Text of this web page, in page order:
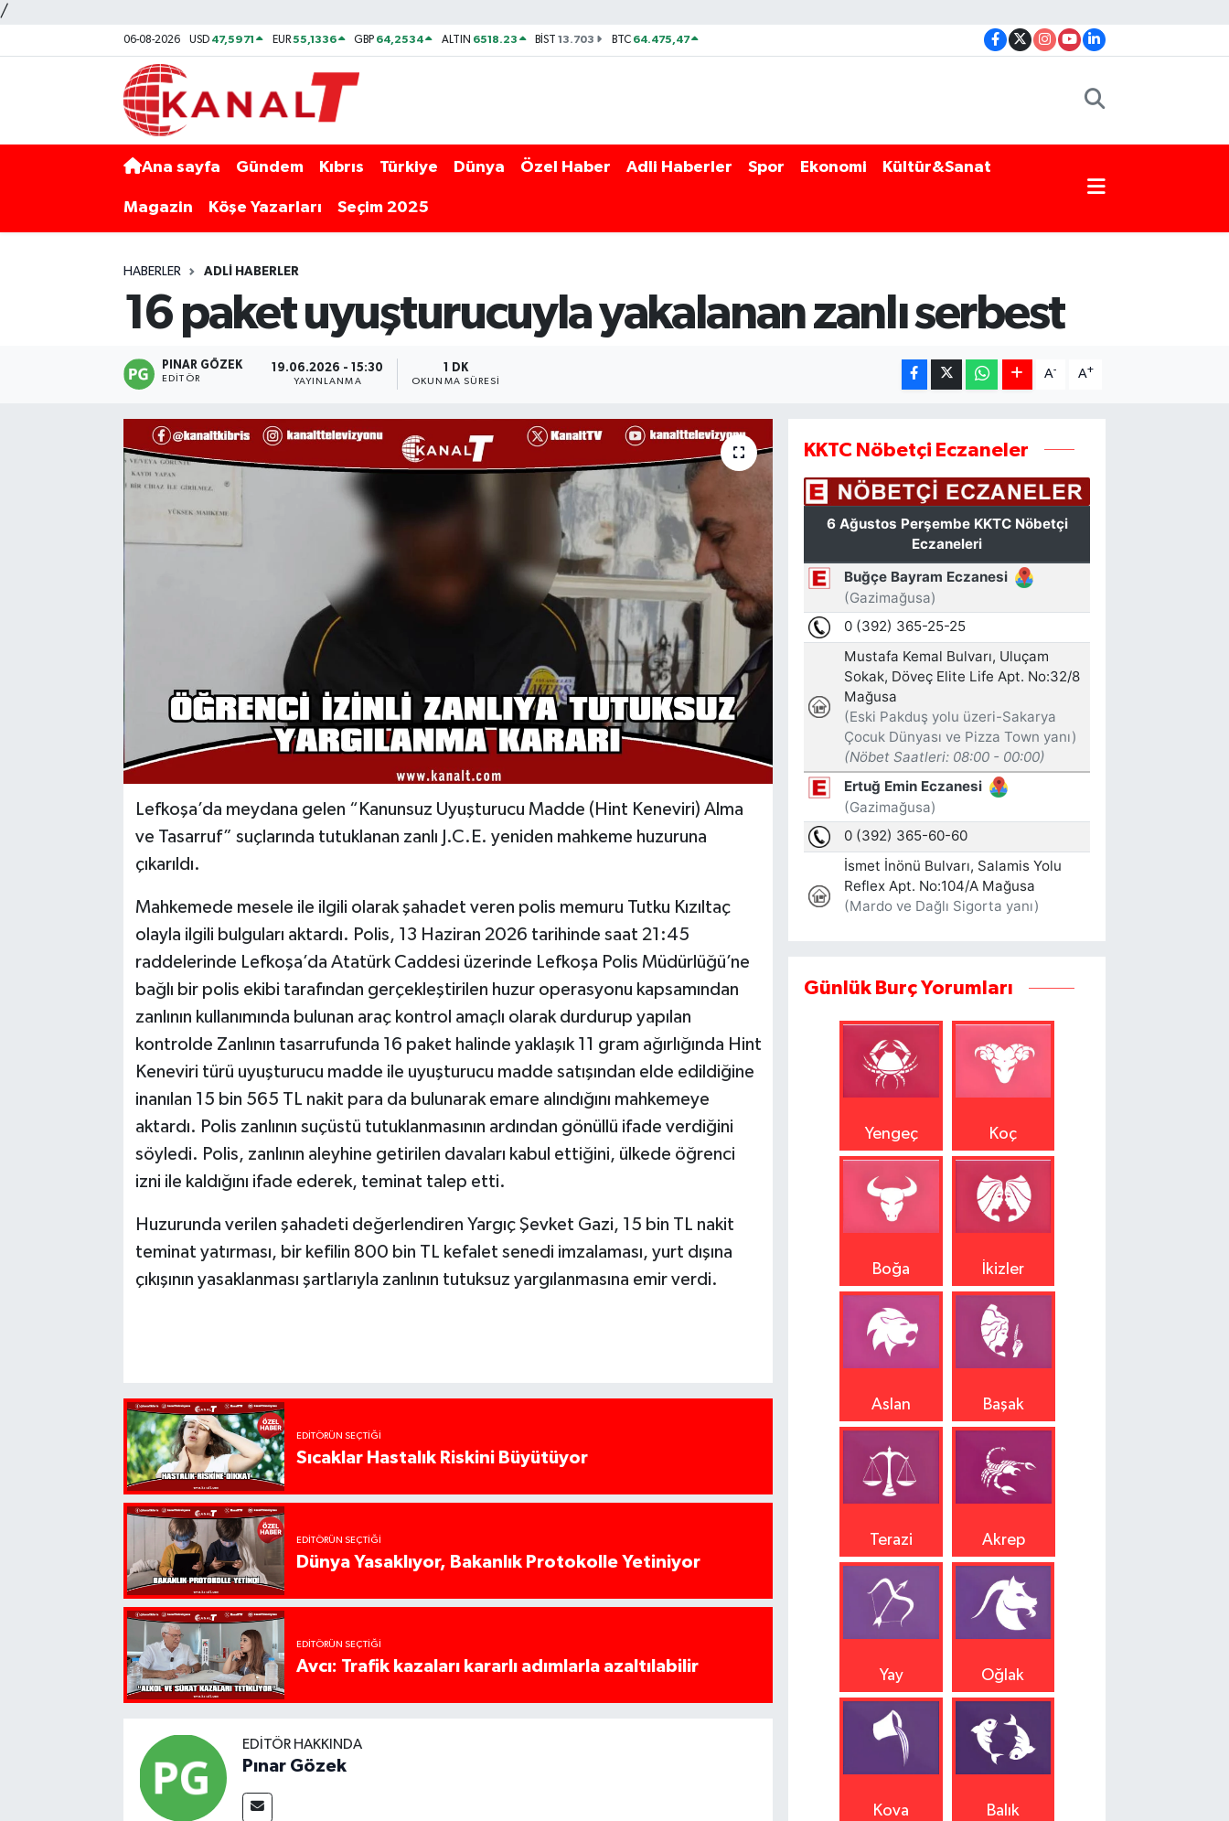
/
06-08-2026 USD 47,5971 EUR55,1336 GBP 64,2534 ALTIN 6518.23 BİST13.703 BTC 64.475,47
Ana sayfa Gündem Kıbrıs Türkiye Dünya Özel Haber Adli Haberler Spor Ekonomi Kültür&Sanat
Magazin Köşe Yazarları Seçim 2025
HABERLER ADLI HABERLER
16 paket uyuşturucuyla yakalanan zanlı serbest
PINAR GÖZEK
EDITÖR
19.06.2026 - 15:30
YAYINLANMA
1 DK
OKUNMA SÜRESI
A- A+
Lefkoşa’da meydana gelen “Kanunsuz Uyuşturucu Madde (Hint Keneviri) Alma
ve Tasarruf” suçlarında tutuklanan zanlı J.C.E. yeniden mahkeme huzuruna
çıkarıldı.
Mahkemede mesele ile ilgili olarak şahadet veren polis memuru Tutku Kızıltaç
olayla ilgili bulguları aktardı. Polis, 13 Haziran 2026 tarihinde saat 21:45
raddelerinde Lefkoşa’da Atatürk Caddesi üzerinde Lefkoşa Polis Müdürlüğü’ne
bağlı bir polis ekibi tarafından gerçekleştirilen huzur operasyonu kapsamından
zanlının kullanımında bulunan araç kontrol amaçlı olarak durdurup yapılan
kontrolde Zanlının tasarrufunda 16 paket halinde yaklaşık 11 gram ağırlığında Hint
Keneviri türü uyuşturucu madde ile uyuşturucu madde satışından elde edildiğine
inanılan 15 bin 565 TL nakit para da bulunarak emare alındığını mahkemeye
aktardı. Polis zanlının suçüstü tutuklanmasının ardından gönüllü ifade verdiğini
söyledi. Polis, zanlının aleyhine getirilen davaları kabul ettiğini, ülkede öğrenci
izni ile kaldığını ifade ederek, teminat talep etti.
Huzurunda verilen şahadeti değerlendiren Yargıç Şevket Gazi, 15 bin TL nakit
teminat yatırması, bir kefilin 800 bin TL kefalet senedi imzalaması, yurt dışına
çıkışının yasaklanması şartlarıyla zanlının tutuksuz yargılanmasına emir verdi.
EDITÖRÜN SEÇTIĞI
Sıcaklar Hastalık Riskini Büyütüyor
EDITÖRÜN SEÇTIĞI
Dünya Yasaklıyor, Bakanlık Protokolle Yetiniyor
EDITÖRÜN SEÇTIĞI
Avcı: Trafik kazaları kararlı adımlarla azaltılabilir
EDITÖR HAKKINDA
Pınar Gözek
KKTC Nöbetçi Eczaneler
Günlük Burç Yorumları
Yengeç Koç
Boğa İkizler
Aslan Başak
Terazi Akrep
Yay Oğlak
Kova Balık